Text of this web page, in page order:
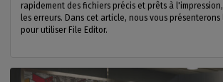
rapidement des fichiers précis et prêts à
les erreurs. Dans cet article, nous vous présenterons
pour utiliser File Editor.